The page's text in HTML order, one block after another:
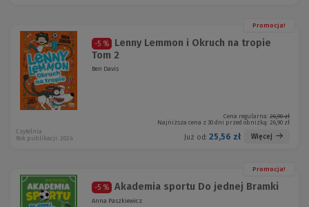
Promocja!
-5 %
Lenny Lemmon i Okruch na tropie
Tom 2
Ben Davis
Cena regularna: 26,90 zł
Najniższa cena z 30 dni przed obniżką: 26,90 zł
Już od: 25,56 zł Więcej
Czytelnia
Rok publikacji: 2024
Promocja!
-5 % Akademia sportu Do jednej Bramki
Anna Paszkiewicz